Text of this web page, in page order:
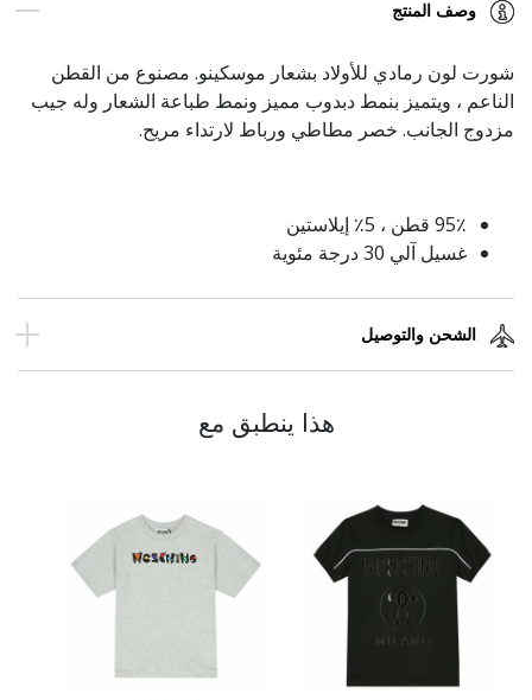
وصف المنتج
شورت لون رمادي للأولاد بشعار موسكينو. مصنوع من القطن
الناعم ، ويتميز بنمط دبدوب مميز ونمط طباعة الشعار وله جيب
مزدوج الجانب. خصر مطاطي ورباط لارتداء مريح.
95٪ قطن ، 5٪ إيلاستين
غسيل آلي 30 درجة مئوية
الشحن والتوصيل
هذا ينطبق مع